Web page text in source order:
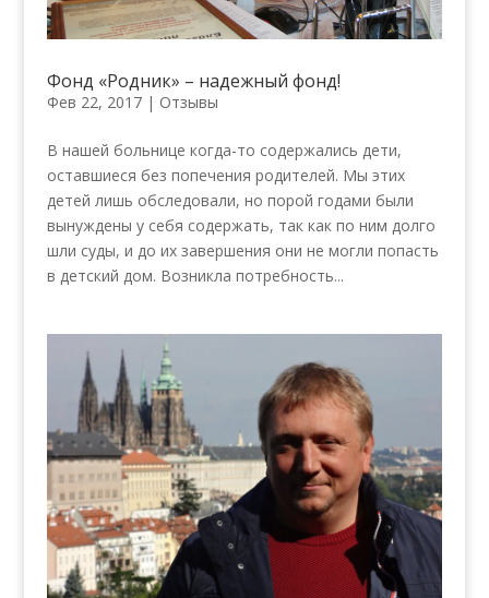
Фонд «Родник» – надежный фонд!
Фев 22, 2017| Отзывы
В нашей больнице когда-то содержались дети,
оставшиеся без попечения родителей. Мы этих
детей лишь обследовали, но порой годами были
вынуждены у себя содержать, так как по ним долго
шли суды, и до их завершения они не могли попасть
в детский дом. Возникла потребность...